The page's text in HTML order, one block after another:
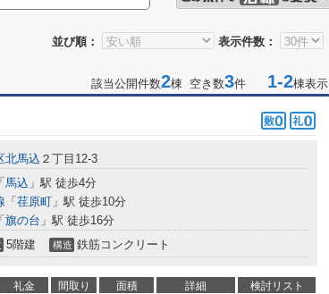
並び順： 表示件数：
該当公開件数2棟 空き数3件 1-2棟表示
北馬込 ２丁目12-3
「 馬込 」駅 徒歩4分
「 荏原町 」駅 徒歩10分
「 旗の台 」駅 徒歩16分
5階建 構造 鉄筋コンクリート
礼金 間取り 面積 詳細
検討リスト